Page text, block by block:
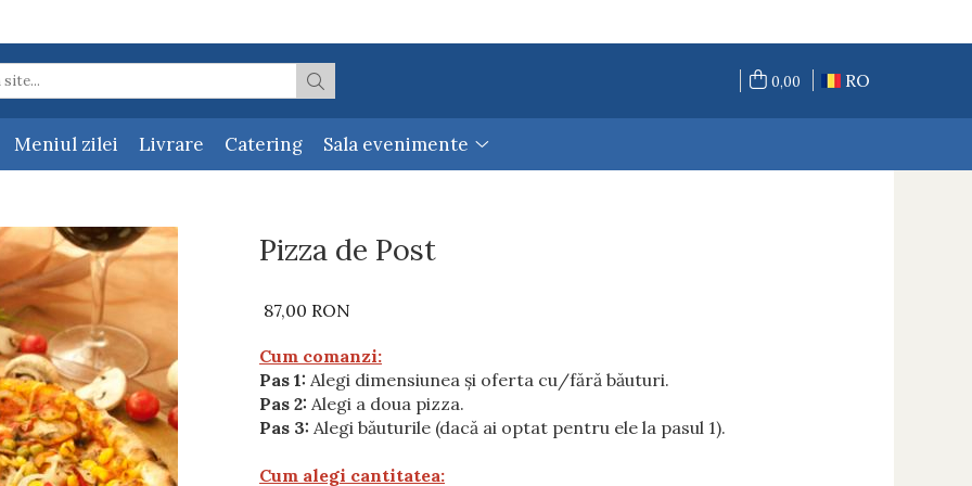
0,00 RO
Meniul zilei Livrare Catering Sala evenimente
Pizza de Post
87,00 RON
Cum comanzi:
Pas 1: Alegi dimensiunea și oferta cu/fără băuturi.
Pas 2: Alegi a doua pizza.
Pas 3: Alegi băuturile (dacă ai optat pentru ele la pasul 1).
Cum alegi cantitatea: